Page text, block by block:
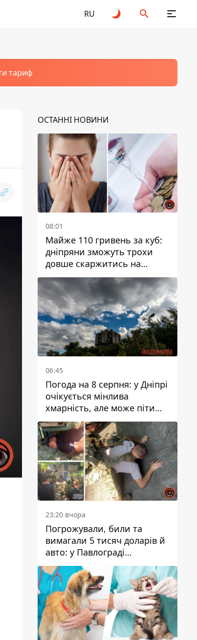
RU
тариф
ОСТАННІ НОВИНИ
08:01
Майже 110 гривень за куб:
дніпряни зможуть трохи
довше скаржитись на
заплановані тарифи на воду
на 2027 рік
06:45
Погода на 8 серпня: у Дніпрі
очікується мінлива
хмарність, але може піти
дощ
23:20 вчора
Погрожували, били та
вимагали 5 тисяч доларів й
авто: у Павлограді
затримали двох чоловіків